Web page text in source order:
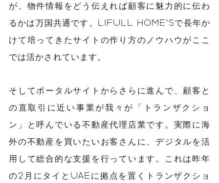
が、物件情報をどう伝えれば顧客に魅力的に伝わ
るかは万国共通です。LIFULL HOME'Sで長年か
けて培ってきたサイトの作り方のノウハウがここ
では活かされています。
そしてポータルサイトからさらに進んで、顧客と
の直取引に近い事業が我々が「トランザクショ
ン」と呼んでいる不動産代理店業です。実際に海
外の不動産を買いたいお客さんに、デジタルを活
用して総合的な支援を行っています。これは昨年
の2月にタイとUAEに拠点を置くトランザクショ